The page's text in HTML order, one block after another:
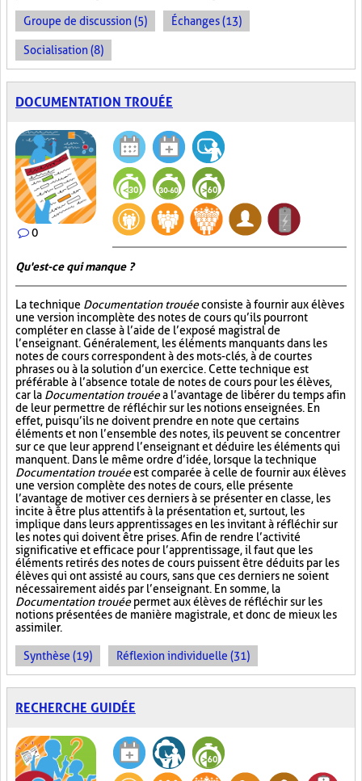
Groupe de discussion (5) Échanges (13)
Socialisation (8)
DOCUMENTATION TROUÉE
0
Qu'est-ce qui manque ?
La technique Documentation trouéeconsiste à fournir aux élèves
une version incomplète des notes de cours qu’ils pourront
compléter en classe à l’aide de l’exposé magistral de
l’enseignant. Généralement, les éléments manquants dans les
notes de cours correspondent à des mots-clés, à de courtes
phrases ou à la solution d’un exercice. Cette technique est
préférable à l’absence totale de notes de cours pour les élèves,
car la Documentation trouéea l’avantage de libérer du temps afin
de leur permettre de réfléchir sur les notions enseignées. En
effet, puisqu’ils ne doivent prendre en note que certains
éléments et non l’ensemble des notes, ils peuvent se concentrer
sur ce que leur apprend l’enseignant et déduire les éléments qui
manquent. Dans le même ordre d’idée, lorsque la technique
Documentation trouéeest comparée à celle de fournir aux élèves
une version complète des notes de cours, elle présente
l’avantage de motiver ces derniers à se présenter en classe, les
incite à être plus attentifs à la présentation et, surtout, les
implique dans leurs apprentissages en les invitant à réfléchir sur
les notes qui doivent être prises. Afin de rendre l’activité
significative et efficace pour l’apprentissage, il faut que les
éléments retirés des notes de cours puissent être déduits par les
élèves qui ont assisté au cours, sans que ces derniers ne soient
nécessairement aidés par l’enseignant. En somme, la
Documentation trouéepermet aux élèves de réfléchir sur les
notions présentées de manière magistrale, et donc de mieux les
assimiler.
Synthèse (19) Réflexion individuelle (31)
RECHERCHE GUIDÉE